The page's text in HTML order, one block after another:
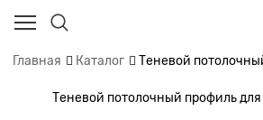
Главная Каталог Теневой
Теневой потолочный профиль для